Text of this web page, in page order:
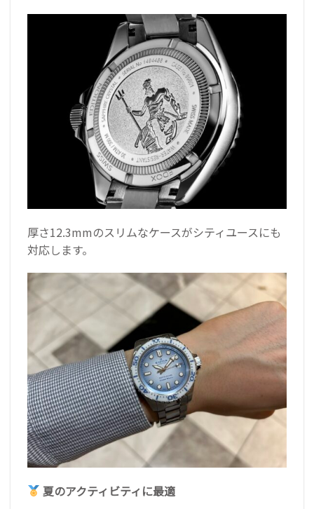
厚さ12.3mmのスリムなケースがシティユースにも
対応します。
夏のアクティビティに最適